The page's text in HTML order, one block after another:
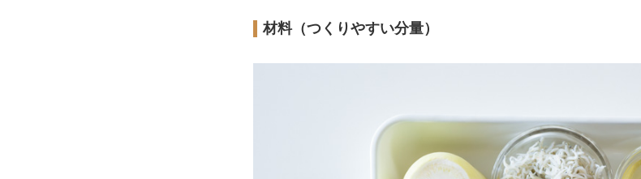
材料（つくりやすい分量）